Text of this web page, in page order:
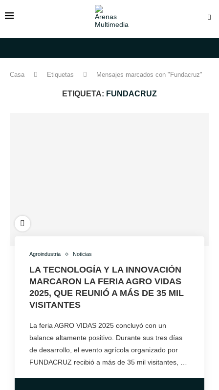
Casa Etiquetas Mensajes marcados con "Fundacruz"
ETIQUETA: FUNDACRUZ
Agroindustria Noticias
LA TECNOLOGÍA Y LA INNOVACIÓN
MARCARON LA FERIA AGRO VIDAS
2025, QUE REUNIÓ A MÁS DE 35 MIL
VISITANTES
La feria AGRO VIDAS 2025 concluyó con un
balance altamente positivo. Durante sus tres días
de desarrollo, el evento agrícola organizado por
FUNDACRUZ recibió a más de 35 mil visitantes, …